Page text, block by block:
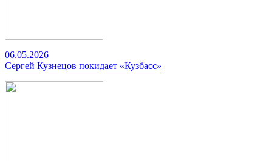
06.05.2026
Сергей Кузнецов покидает «Кузбасс»